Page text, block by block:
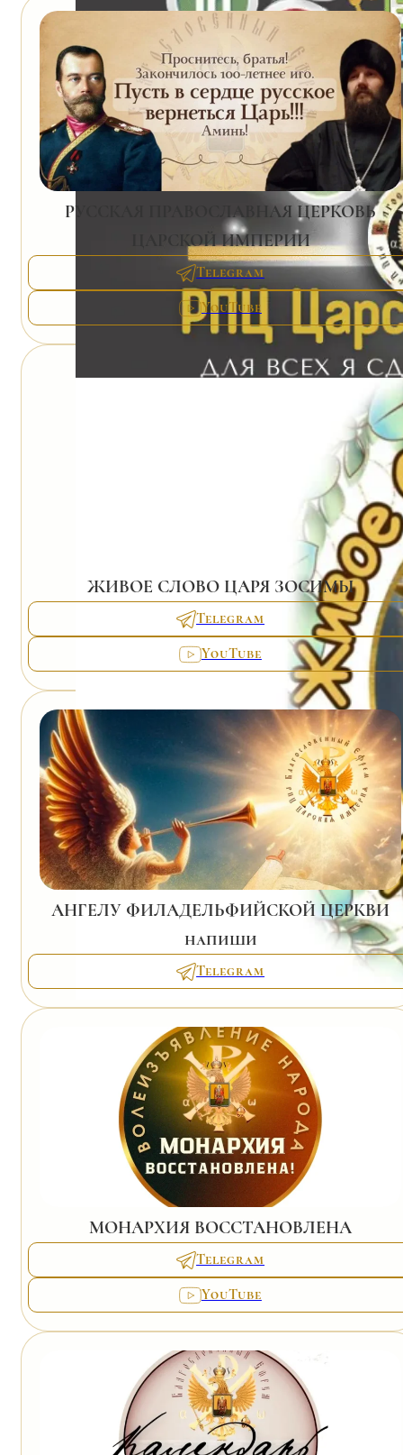
РУССКАЯ ПРАВОСЛАВНАЯ ЦЕРКОВЬ
ЦАРСКОЙ ИМПЕРИИ
Telegram
YouTube
ЖИВОЕ СЛОВО ЦАРЯ ЗОСИМЫ
Telegram
YouTube
АНГЕЛУ ФИЛАДЕЛЬФИЙСКОЙ ЦЕРКВИ
напиши
Telegram
МОНАРХИЯ ВОССТАНОВЛЕНА
Telegram
YouTube